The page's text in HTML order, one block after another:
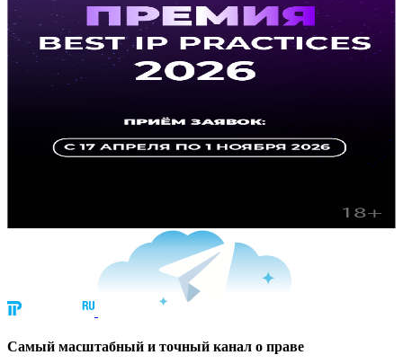
Cамый масштабный и точный канал о праве